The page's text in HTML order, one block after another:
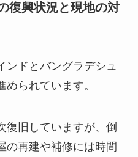
復興状況と現地の対
ンドとバングラデシュ
られています。
復旧していますが、倒
の再建や補修には時間